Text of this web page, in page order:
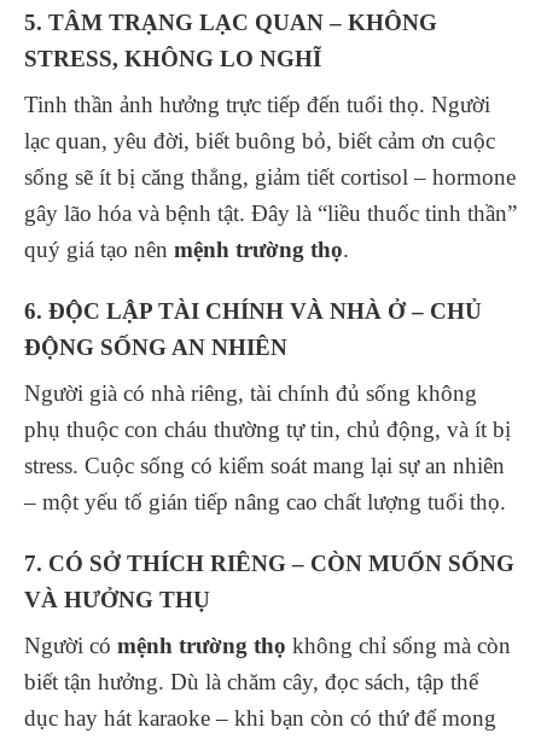
5. TÂM TRẠNG LẠC QUAN – KHÔNG
STRESS, KHÔNG LO NGHĨ
Tinh thần ảnh hưởng trực tiếp đến tuổi thọ. Người
lạc quan, yêu đời, biết buông bỏ, biết cảm ơn cuộc
sống sẽ ít bị căng thẳng, giảm tiết cortisol – hormone
gây lão hóa và bệnh tật. Đây là “liều thuốc tinh thần”
quý giá tạo nên mệnh trường thọ.
6. ĐỘC LẬP TÀI CHÍNH VÀ NHÀ Ở – CHỦ
ĐỘNG SỐNG AN NHIÊN
Người già có nhà riêng, tài chính đủ sống không
phụ thuộc con cháu thường tự tin, chủ động, và ít bị
stress. Cuộc sống có kiểm soát mang lại sự an nhiên
– một yếu tố gián tiếp nâng cao chất lượng tuổi thọ.
7. CÓ SỞ THÍCH RIÊNG – CÒN MUỐN SỐNG
VÀ HƯỞNG THỤ
Người có mệnh trường thọ không chỉ sống mà còn
biết tận hưởng. Dù là chăm cây, đọc sách, tập thể
dục hay hát karaoke – khi bạn còn có thứ để mong